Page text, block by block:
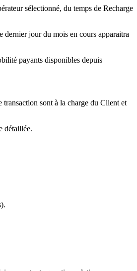
sélectionné, du temps de Recharge
dernier jour du mois en cours apparaitra
payants disponibles depuis
sont à la charge du Client et
détaillée.